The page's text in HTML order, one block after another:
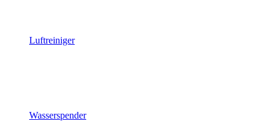
Luftreiniger
Wasserspender